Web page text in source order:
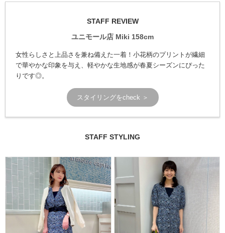
STAFF REVIEW
ユニモール店 Miki 158cm
女性らしさと上品さを兼ね備えた一着！小花柄のプリントが繊細
で華やかな印象を与え、軽やかな生地感が春夏シーズンにぴった
りです◎。
スタイリングをcheck ＞
STAFF STYLING